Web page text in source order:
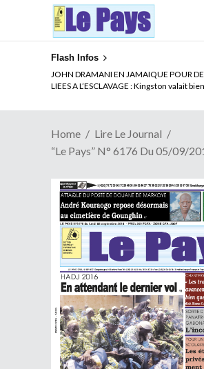
Flash Infos
JOHN DRAMANI EN JAMAIQUE POUR
LIEES A L’ESCLAVAGE : Kingston valait
Home
Lire Le Journal
“Le Pays” N° 6176 Du 05/09/